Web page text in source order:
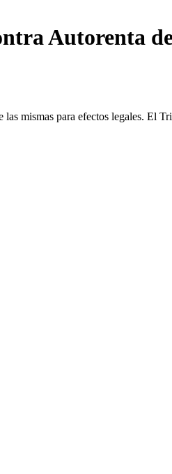
Autorenta
mismas para efectos legales. El